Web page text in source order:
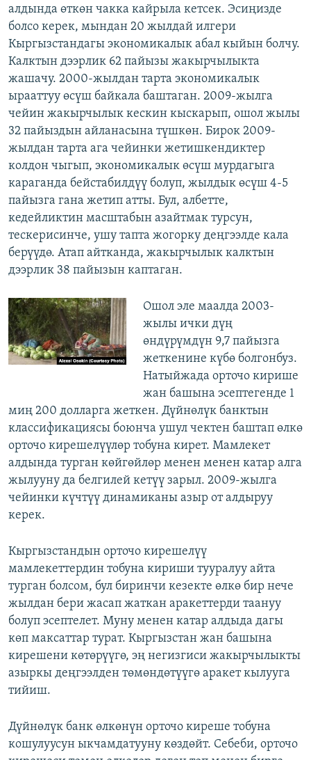
алдында өткөн чакка кайрыла кетсек. Эсиңизде
болсо керек, мындан 20 жылдай илгери
Кыргызстандагы экономикалык абал кыйын болчу.
Калктын дээрлик 62 пайызы жакырчылыкта
жашачу. 2000-жылдан тарта экономикалык
ырааттуу өсүш байкала баштаган. 2009-жылга
чейин жакырчылык кескин кыскарып, ошол жылы
32 пайыздын айланасына түшкөн. Бирок 2009-
жылдан тарта ага чейинки жетишкендиктер
колдон чыгып, экономикалык өсүш мурдагыга
караганда бейстабилдүү болуп, жылдык өсүш 4-5
пайызга гана жетип атты. Бул, албетте,
кедейликтин масштабын азайтмак турсун,
тескерисинче, ушу тапта жогорку деңгээлде кала
берүүдө. Атап айтканда, жакырчылык калктын
дээрлик 38 пайызын каптаган.
Ошол эле маалда 2003-
жылы ички дүң
өндүрүмдүн 9,7 пайызга
жеткенине күбө болгонбуз.
Натыйжада орточо кирише
жан башына эсептегенде 1
миң 200 долларга жеткен. Дүйнөлүк банктын
классификациясы боюнча ушул чектен баштап өлкө
орточо кирешелүүлөр тобуна кирет. Мамлекет
алдында турган көйгөйлөр менен менен катар алга
жылууну да белгилей кетүү зарыл. 2009-жылга
чейинки күчтүү динамиканы азыр от алдыруу
керек.
Кыргызстандын орточо кирешелүү
мамлекеттердин тобуна кириши тууралуу айта
турган болсом, бул биринчи кезекте өлкө бир нече
жылдан бери жасап жаткан аракеттерди таануу
болуп эсептелет. Муну менен катар алдыда дагы
көп максаттар турат. Кыргызстан жан башына
кирешени көтөрүүгө, эң негизгиси жакырчылыкты
азыркы деңгээлден төмөндөтүүгө аракет кылууга
тийиш.
Дүйнөлүк банк өлкөнүн орточо киреше тобуна
кошулуусун ыкчамдатууну көздөйт. Себеби, орточо